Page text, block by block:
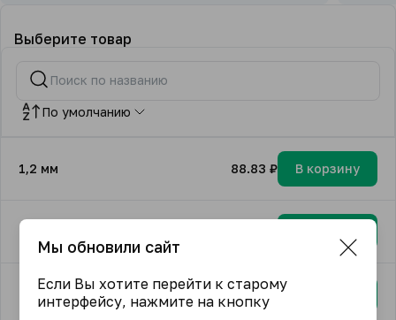
Выберите товар
По умолчанию
1,2 мм 88.83 ₽ В корзину
1,8 мм 84.11 ₽
Мы обновили сайт
Если Вы хотите перейти к старому
интерфейсу, нажмите на кнопку